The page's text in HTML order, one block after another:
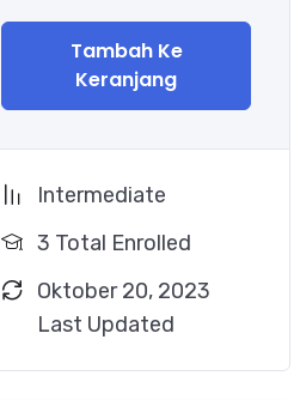
Tambah Ke
Keranjang
Intermediate
3 Total Enrolled
Oktober 20, 2023
Last Updated